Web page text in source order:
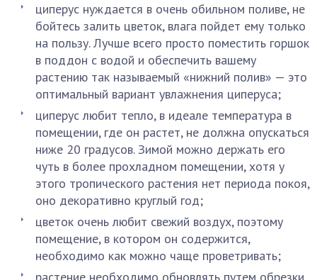
циперус нуждается в очень обильном поливе, не
бойтесь залить цветок, влага пойдет ему только
на пользу. Лучше всего просто поместить горшок
в поддон с водой и обеспечить вашему
растению так называемый «нижний полив» — это
оптимальный вариант увлажнения циперуса;
циперус любит тепло, в идеале температура в
помещении, где он растет, не должна опускаться
ниже 20 градусов. Зимой можно держать его
чуть в более прохладном помещении, хотя у
этого тропического растения нет периода покоя,
оно декоративно круглый год;
цветок очень любит свежий воздух, поэтому
помещение, в котором он содержится,
необходимо как можно чаще проветривать;